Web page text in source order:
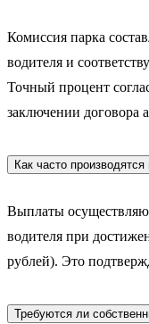
Комиссия парка
водителя и
Точный процент
заключении договора
Как часто
Выплаты
водителя при
рублей). Это
Требуются ли